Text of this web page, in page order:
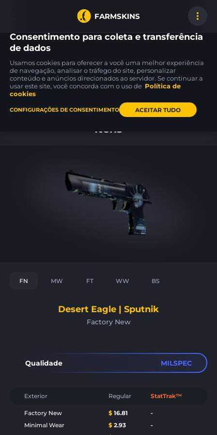
FARMSKINS
41
P250
X-Ray FT 19
FAMAS
Colony FT
USP-S
Alpine Camo
Itens
FN MW FT WW BS
Desert Eagle | Sputnik
Factory New
Qualidade MILSPEC
Exterior Regular StatTrak™
Factory New $ 16.81
-
Minimal Wear
$ 2.93
-
Consentimento para coleta e transferência
de dados
Usamos cookies para oferecer a você uma melhor experiência
de navegação, analisar o tráfego do site, personalizar
conteúdo e anúncios direcionados ao servidor. Se continuar a
usar este site, você concorda com o uso de Política de
cookies
CONFIGURAÇÕES DE CONSENTIMENTO ACEITAR TUDO